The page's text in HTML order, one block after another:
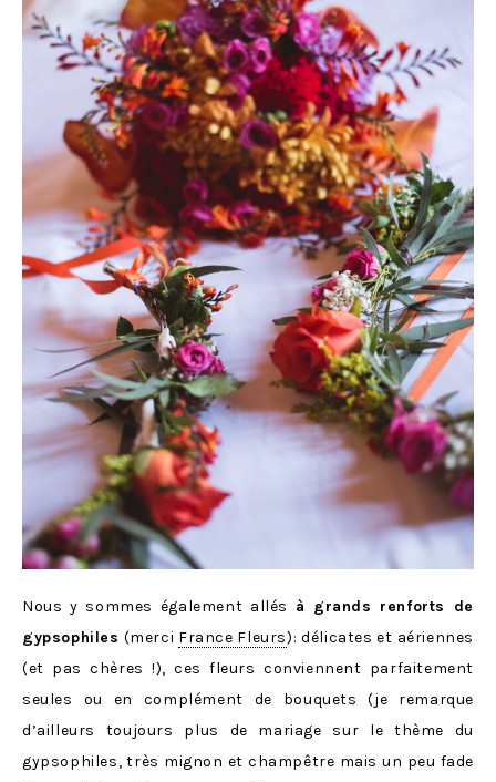
Nous y sommes également allés à grands renforts de
gypsophiles (merci France Fleurs): délicates et aériennes
(et pas chères !), ces fleurs conviennent parfaitement
seules ou en complément de bouquets (je remarque
d’ailleurs toujours plus de mariage sur le thème du
gypsophiles, très mignon et champêtre mais un peu fade